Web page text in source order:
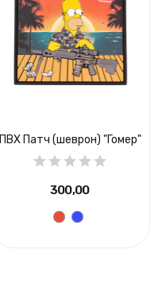
ПВХ Патч (шеврон) "Гомер"
300,00 ₴